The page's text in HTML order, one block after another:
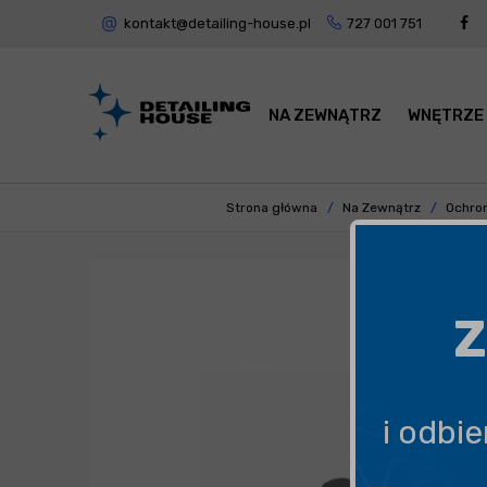
kontakt@detailing-house.pl 727 001 751
NA ZEWNĄTRZ WNĘTRZE
Strona główna Na Zewnątrz
i